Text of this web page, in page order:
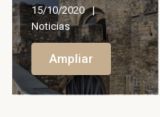
15/10/2020
Noticias
Ampliar